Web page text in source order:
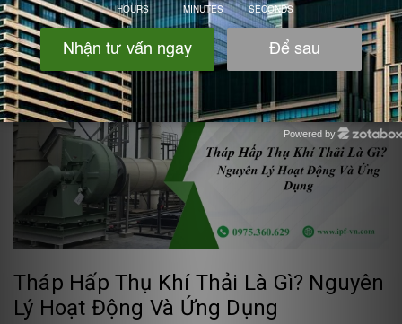
Tháp Hấp Thụ Khí Thải Là Gì? Nguyên
Lý Hoạt Động Và Ứng Dụng
Powered by
Zotabox